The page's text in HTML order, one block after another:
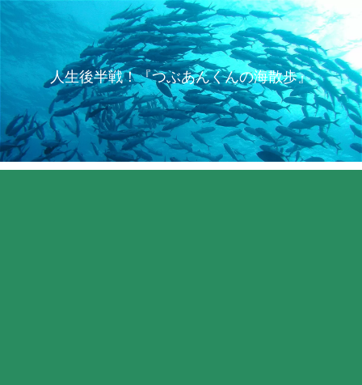
人生後半戦！『つぶあんくんの海散歩』